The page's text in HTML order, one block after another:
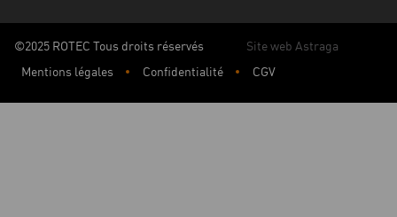
©2025 ROTEC Tous droits réservés
Site web Astraga
Mentions légales
Confidentialité CGV